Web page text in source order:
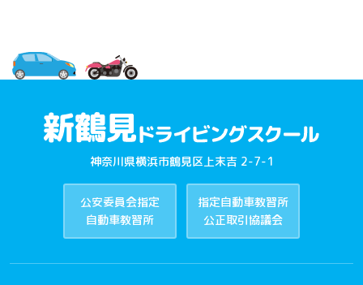
神奈川県横浜市鶴見区上末吉 2-7-1
公安委員会指定
自動車教習所
指定自動車教習所
公正取引協議会